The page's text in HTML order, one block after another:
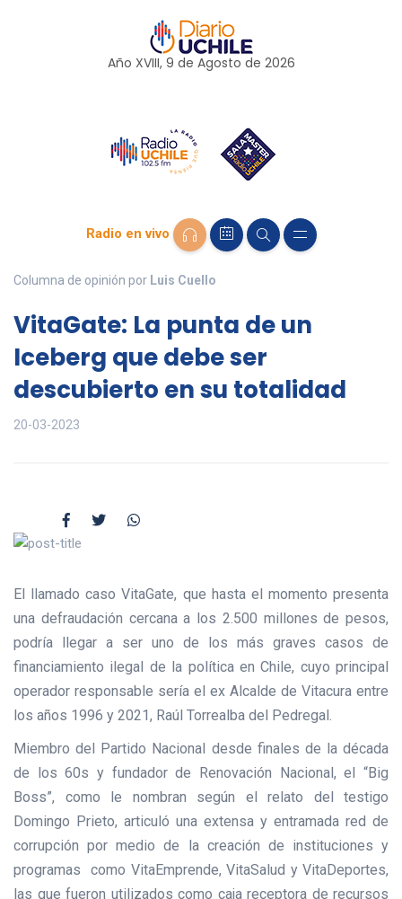
Año XVIII, 9 de Agosto de 2026
Radio en vivo
Columna de opinión por Luis Cuello
VitaGate: La punta de un
Iceberg que debe ser
descubierto en su totalidad
20-03-2023
El llamado caso VitaGate, que hasta el momento presenta
una defraudación cercana a los 2.500 millones de pesos,
podría llegar a ser uno de los más graves casos de
financiamiento ilegal de la política en Chile, cuyo principal
operador responsable sería el ex Alcalde de Vitacura entre
los años 1996 y 2021, Raúl Torrealba del Pedregal.
Miembro del Partido Nacional desde finales de la década
de los 60s y fundador de Renovación Nacional, el “Big
Boss”, como le nombran según el relato del testigo
Domingo Prieto, articuló una extensa y entramada red de
corrupción por medio de la creación de instituciones y
programas como VitaEmprende, VitaSalud y VitaDeportes,
las que fueron utilizados como caja receptora de recursos